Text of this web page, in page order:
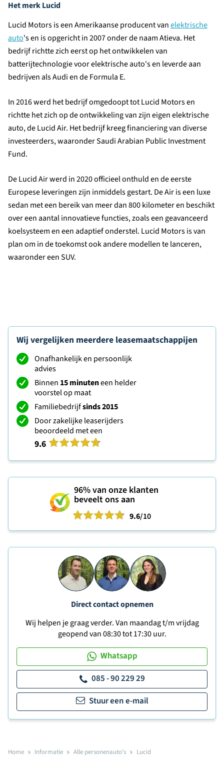
Het merk Lucid
Lucid Motors is een Amerikaanse producent vanelektrische
auto's en is opgericht in 2007 onder de naam Atieva. Het
bedrijf richtte zich eerst op het ontwikkelen van
batterijtechnologie voor elektrische auto's en leverde aan
bedrijven als Audi en de Formula E.
In 2016 werd het bedrijf omgedoopt tot Lucid Motors en
richtte het zich op de ontwikkeling van zijn eigen elektrische
auto, de Lucid Air. Het bedrijf kreeg financiering van diverse
investeerders, waaronder Saudi Arabian Public Investment
Fund.
De Lucid Air werd in 2020 officieel onthuld en de eerste
Europese leveringen zijn inmiddels gestart. De Air is een luxe
sedan met een bereik van meer dan 800 kilometer en beschikt
over een aantal innovatieve functies, zoals een geavanceerd
koelsysteem en een adaptief onderstel. Lucid Motors is van
plan om in de toekomst ook andere modellen te lanceren,
waaronder een SUV.
Wij vergelijken meerdere leasemaatschappijen
Onafhankelijk en persoonlijk
advies
Binnen 15 minuteneen helder
voorstel op maat
Familiebedrijfsinds 2015
Door zakelijke leaserijders
beoordeeld met een
9.6
96%van onze klanten
beveelt ons aan
9.6/10
Direct contact opnemen
Wij helpen je graag verder. Van maandag t/m vrijdag
geopend van 08:30 tot 17:30 uur.
Whatsapp
085 - 90 229 29
Stuur een e-mail
Home Informatie Alle personenauto's Lucid